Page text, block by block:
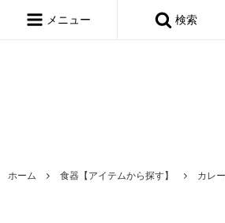
{dataLayer.push(arguments);} gtag('js',
メニュー 検索
ホーム 食器【アイテムから探す】 カレ